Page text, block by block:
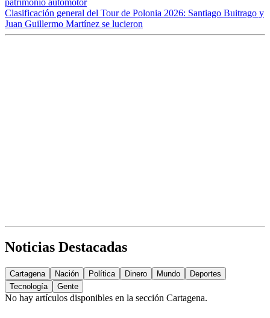
patrimonio automotor
Clasificación general del Tour de Polonia 2026: Santiago Buitrago y
Juan Guillermo Martínez se lucieron
Noticias Destacadas
Cartagena Nación Política Dinero Mundo
Deportes
Tecnología
Gente
No hay artículos disponibles en la sección Cartagena.